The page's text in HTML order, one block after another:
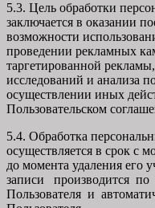
5.3. Цель обработки
заключается в оказании
возможности
проведении рекламных
таргетированной
исследований и анализа
осуществлении иных
Пользовательском
5.4. Обработка
осуществляется в срок с
до момента удаления его
записи производится
Пользователя и